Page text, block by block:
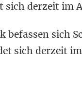
sich derzeit im
sich
sich derzeit